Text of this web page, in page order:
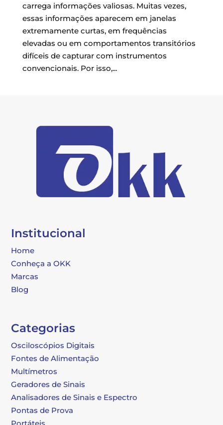
carrega informações valiosas. Muitas vezes,
essas informações aparecem em janelas
extremamente curtas, em frequências
elevadas ou em comportamentos transitórios
difíceis de capturar com instrumentos
convencionais. Por isso,...
Institucional
Home
Conheça a OKK
Marcas
Blog
Categorias
Osciloscópios Digitais
Fontes de Alimentação
Multímetros
Geradores de Sinais
Analisadores de Sinais e Espectro
Pontas de Prova